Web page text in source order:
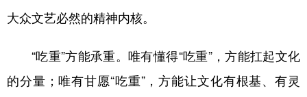
大众文艺必然的精神内核。
“吃重”方能承重。唯有懂得“吃重”，方能扛起文化
的分量；唯有甘愿“吃重”，方能让文化有根基、有灵